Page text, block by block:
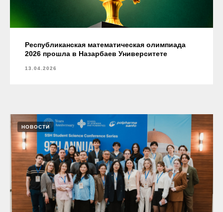
Республиканская математическая олимпиада
2026 прошла в Назарбаев Университете
13.04.2026
НОВОСТИ